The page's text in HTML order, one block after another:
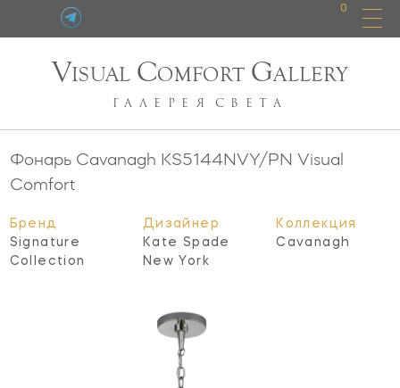
0
VISUAL COMFORT GALLERY
ГАЛЕРЕЯ СВЕТА
Фонарь Cavanagh KS5144NVY/PN Visual
Comfort
Бренд
Signature
Collection
Дизайнер
Kate Spade
New York
Коллекция
Cavanagh